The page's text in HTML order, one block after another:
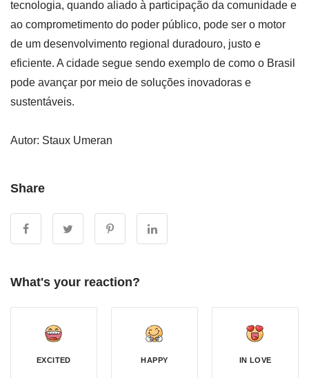
tecnologia, quando aliado à participação da comunidade e
ao comprometimento do poder público, pode ser o motor
de um desenvolvimento regional duradouro, justo e
eficiente. A cidade segue sendo exemplo de como o Brasil
pode avançar por meio de soluções inovadoras e
sustentáveis.
Autor: Staux Umeran
Share
What's your reaction?
EXCITED HAPPY IN LOVE